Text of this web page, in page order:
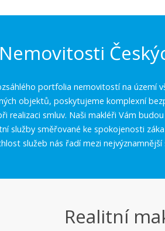
Nemovitosti
portfolia nemovitostí na
objektů, poskytujeme komplexní
realizaci smluv. Naši makléři Vám
služby směřované ke spokojenosti
služeb nás řadí mezi
Realitní